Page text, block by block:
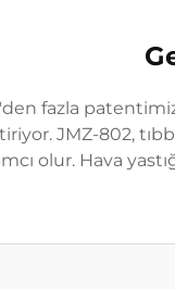
fazla
JMZ-802,
olur. Hava